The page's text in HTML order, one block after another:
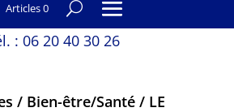
Articles 0
: 06 20 40 30 26
/ Bien-être/Santé/ LE